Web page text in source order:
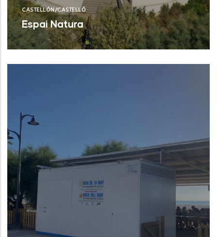
CASTELLÓN/CASTELLÓ
Espai Natura
Torreblanca (Castelló/Castellón)